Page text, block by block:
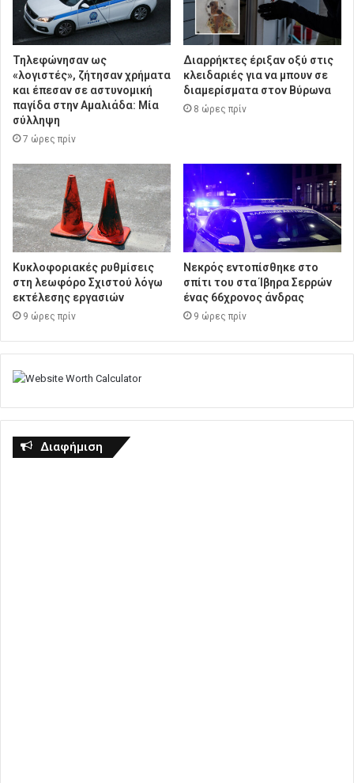
Τηλεφώνησαν ως
«λογιστές», ζήτησαν χρήματα
και έπεσαν σε αστυνομική
παγίδα στην Αμαλιάδα: Μία
σύλληψη
7 ώρες πρίν
Διαρρήκτες έριξαν οξύ στις
κλειδαριές για να μπουν σε
διαμερίσματα στον Βύρωνα
8 ώρες πρίν
Κυκλοφοριακές ρυθμίσεις
στη λεωφόρο Σχιστού λόγω
εκτέλεσης εργασιών
9 ώρες πρίν
Νεκρός εντοπίσθηκε στο
σπίτι του στα Ίβηρα Σερρών
ένας 66χρονος άνδρας
9 ώρες πρίν
Διαφήμιση